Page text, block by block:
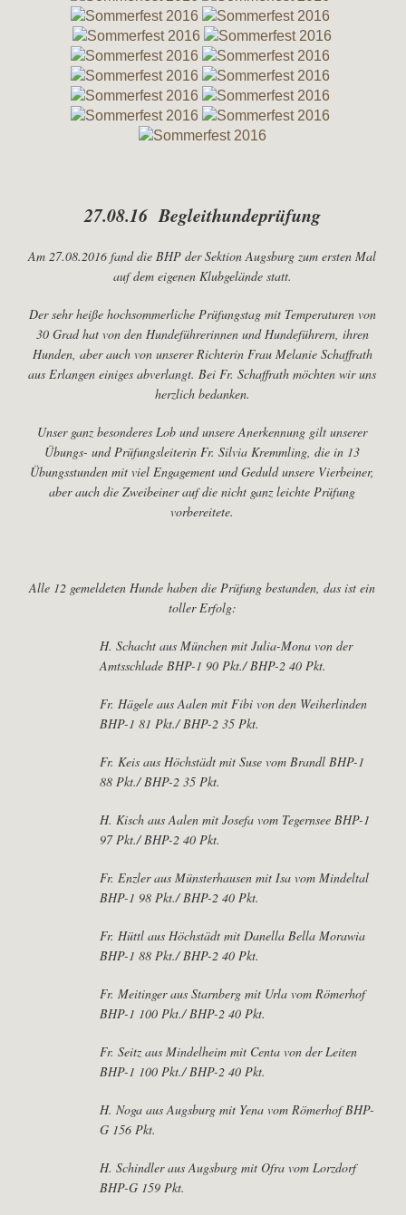
27.08.16 Begleithundeprüfung
Am 27.08.2016 fand die BHP der Sektion Augsburg zum ersten Mal
auf dem eigenen Klubgelände statt.
Der sehr heiße hochsommerliche Prüfungstag mit Temperaturen von
30 Grad hat von den Hundeführerinnen und Hundeführern, ihren
Hunden, aber auch von unserer Richterin Frau Melanie Schaffrath
aus Erlangen einiges abverlangt. Bei Fr. Schaffrath möchten wir uns
herzlich bedanken.
Unser ganz besonderes Lob und unsere Anerkennung gilt unserer
Übungs- und Prüfungsleiterin Fr. Silvia Kremmling, die in 13
Übungsstunden mit viel Engagement und Geduld unsere Vierbeiner,
aber auch die Zweibeiner auf die nicht ganz leichte Prüfung
vorbereitete.
Alle 12 gemeldeten Hunde haben die Prüfung bestanden, das ist ein
toller Erfolg:
H. Schacht aus München mit Julia-Mona von der
Amtsschlade BHP-1 90 Pkt./ BHP-2 40 Pkt.
Fr. Hägele aus Aalen mit Fibi von den Weiherlinden
BHP-1 81 Pkt./ BHP-2 35 Pkt.
Fr. Keis aus Höchstädt mit Suse vom Brandl BHP-1
88 Pkt./ BHP-2 35 Pkt.
H. Kisch aus Aalen mit Josefa vom Tegernsee BHP-1
97 Pkt./ BHP-2 40 Pkt.
Fr. Enzler aus Münsterhausen mit Isa vom Mindeltal
BHP-1 98 Pkt./ BHP-2 40 Pkt.
Fr. Hüttl aus Höchstädt mit Danella Bella Morawia
BHP-1 88 Pkt./ BHP-2 40 Pkt.
Fr. Meitinger aus Starnberg mit Urla vom Römerhof
BHP-1 100 Pkt./ BHP-2 40 Pkt.
Fr. Seitz aus Mindelheim mit Centa von der Leiten
BHP-1 100 Pkt./ BHP-2 40 Pkt.
H. Noga aus Augsburg mit Yena vom Römerhof BHP-
G 156 Pkt.
H. Schindler aus Augsburg mit Ofra vom Lorzdorf
BHP-G 159 Pkt.